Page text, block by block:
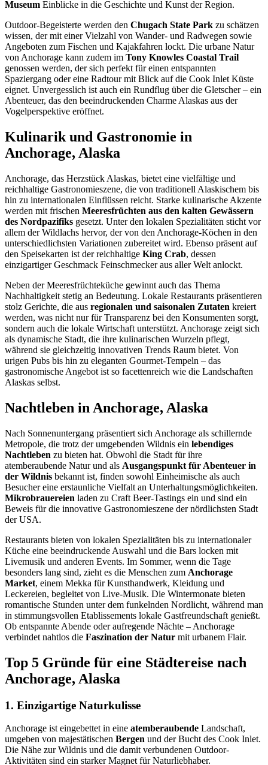
Museum Einblicke in die Geschichte und Kunst der Region.
Outdoor-Begeisterte werden den Chugach State Park zu schätzen
wissen, der mit einer Vielzahl von Wander- und Radwegen sowie
Angeboten zum Fischen und Kajakfahren lockt. Die urbane Natur
von Anchorage kann zudem im Tony Knowles Coastal Trail
genossen werden, der sich perfekt für einen entspannten
Spaziergang oder eine Radtour mit Blick auf die Cook Inlet Küste
eignet. Unvergesslich ist auch ein Rundflug über die Gletscher – ein
Abenteuer, das den beeindruckenden Charme Alaskas aus der
Vogelperspektive eröffnet.
Kulinarik und Gastronomie in
Anchorage, Alaska
Anchorage, das Herzstück Alaskas, bietet eine vielfältige und
reichhaltige Gastronomieszene, die von traditionell Alaskischem bis
hin zu internationalen Einflüssen reicht. Starke kulinarische Akzente
werden mit frischen Meeresfrüchten aus den kalten Gewässern
des Nordpazifiks gesetzt. Unter den lokalen Spezialitäten sticht vor
allem der Wildlachs hervor, der von den Anchorage-Köchen in den
unterschiedlichsten Variationen zubereitet wird. Ebenso präsent auf
den Speisekarten ist der reichhaltige King Crab, dessen
einzigartiger Geschmack Feinschmecker aus aller Welt anlockt.
Neben der Meeresfrüchteküche gewinnt auch das Thema
Nachhaltigkeit stetig an Bedeutung. Lokale Restaurants präsentieren
stolz Gerichte, die aus regionalen und saisonalen Zutaten kreiert
werden, was nicht nur für Transparenz bei den Konsumenten sorgt,
sondern auch die lokale Wirtschaft unterstützt. Anchorage zeigt sich
als dynamische Stadt, die ihre kulinarischen Wurzeln pflegt,
während sie gleichzeitig innovativen Trends Raum bietet. Von
urigen Pubs bis hin zu eleganten Gourmet-Tempeln – das
gastronomische Angebot ist so facettenreich wie die Landschaften
Alaskas selbst.
Nachtleben in Anchorage, Alaska
Nach Sonnenuntergang präsentiert sich Anchorage als schillernde
Metropole, die trotz der umgebenden Wildnis ein lebendiges
Nachtleben zu bieten hat. Obwohl die Stadt für ihre
atemberaubende Natur und als Ausgangspunkt für Abenteuer in
der Wildnis bekannt ist, finden sowohl Einheimische als auch
Besucher eine erstaunliche Vielfalt an Unterhaltungsmöglichkeiten.
Mikrobrauereien laden zu Craft Beer-Tastings ein und sind ein
Beweis für die innovative Gastronomieszene der nördlichsten Stadt
der USA.
Restaurants bieten von lokalen Spezialitäten bis zu internationaler
Küche eine beeindruckende Auswahl und die Bars locken mit
Livemusik und anderen Events. Im Sommer, wenn die Tage
besonders lang sind, zieht es die Menschen zum Anchorage
Market, einem Mekka für Kunsthandwerk, Kleidung und
Leckereien, begleitet von Live-Musik. Die Wintermonate bieten
romantische Stunden unter dem funkelnden Nordlicht, während man
in stimmungsvollen Etablissements lokale Gastfreundschaft genießt.
Ob entspannte Abende oder aufregende Nächte – Anchorage
verbindet nahtlos die Faszination der Natur mit urbanem Flair.
Top 5 Gründe für eine Städtereise nach
Anchorage, Alaska
1. Einzigartige Naturkulisse
Anchorage ist eingebettet in eine atemberaubende Landschaft,
umgeben von majestätischen Bergen und der Bucht des Cook Inlet.
Die Nähe zur Wildnis und die damit verbundenen Outdoor-
Aktivitäten sind ein starker Magnet für Naturliebhaber.